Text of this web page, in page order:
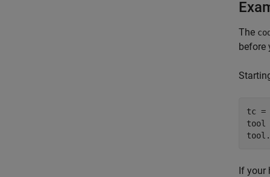
The
before
tc =
tool
If your